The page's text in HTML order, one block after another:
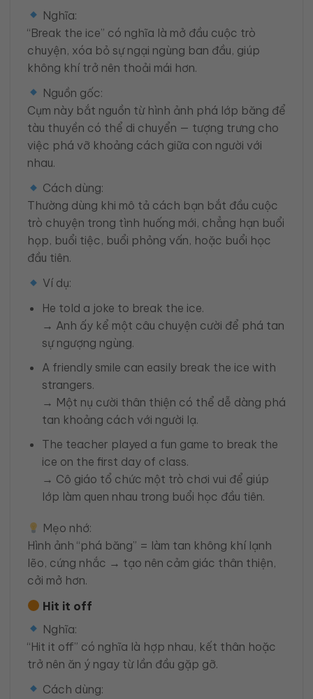
Nghĩa:
“Break the ice” có nghĩa là mở đầu cuộc trò
chuyện, xóa bỏ sự ngại ngùng ban đầu, giúp
không khí trở nên thoải mái hơn.
Nguồn gốc:
Cụm này bắt nguồn từ hình ảnh phá lớp băng để
tàu thuyền có thể di chuyển — tượng trưng cho
việc phá vỡ khoảng cách giữa con người với
nhau.
Cách dùng:
Thường dùng khi mô tả cách bạn bắt đầu cuộc
trò chuyện trong tình huống mới, chẳng hạn buổi
họp, buổi tiệc, buổi phỏng vấn, hoặc buổi học
đầu tiên.
Ví dụ:
He told a joke to break the ice.
→ Anh ấy kể một câu chuyện cười để phá tan
sự ngượng ngùng.
A friendly smile can easily break the ice with
strangers.
→ Một nụ cười thân thiện có thể dễ dàng phá
tan khoảng cách với người lạ.
The teacher played a fun game to break the
ice on the first day of class.
→ Cô giáo tổ chức một trò chơi vui để giúp
lớp làm quen nhau trong buổi học đầu tiên.
Mẹo nhớ:
Hình ảnh “phá băng” = làm tan không khí lạnh
lẽo, cứng nhắc → tạo nên cảm giác thân thiện,
cởi mở hơn.
Hit it off
Nghĩa:
“Hit it off” có nghĩa là hợp nhau, kết thân hoặc
trở nên ăn ý ngay từ lần đầu gặp gỡ.
Cách dùng: